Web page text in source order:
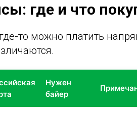
где и что
то можно платить
Нужен
байер